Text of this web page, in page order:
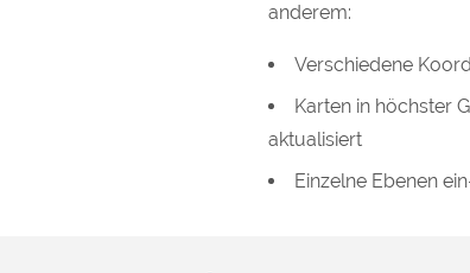
anderem:
Verschiedene
Karten in höchster
aktualisiert
Einzelne Ebenen